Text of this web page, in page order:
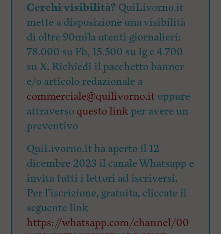
Cerchi visibilità? QuiLivorno.it
mette a disposizione una visibilità
di oltre 90mila utenti giornalieri:
78.000 su Fb, 15.500 su Ig e 4.700
su X. Richiedi il pacchetto banner
e/o articolo redazionale a
commerciale@quilivorno.it oppure
attraverso questo linkper avere un
preventivo
QuiLivorno.it ha aperto il 12
dicembre 2023 il canale Whatsapp e
invita tutti i lettori ad iscriversi.
Per l’iscrizione, gratuita, cliccate il
seguente link
https://whatsapp.com/channel/00